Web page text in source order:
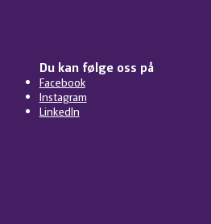
Du kan følge oss på
Facebook
Instagram
LinkedIn